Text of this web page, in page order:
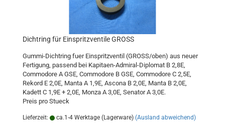
Dichtring für Einspritzventile GROSS
Gummi-Dichtring fuer Einspritzventil (GROSS/oben) aus neuer
Fertigung, passend bei Kapitaen-Admiral-Diplomat B 2,8E,
Commodore A GSE, Commodore B GSE, Commodore C 2,5E,
Rekord E 2,0E, Manta A 1,9E, Ascona B 2,0E, Manta B 2,0E,
Kadett C 1,9E + 2,0E, Monza A 3,0E, Senator A 3,0E.
Preis pro Stueck
Lieferzeit: ca.1-4 Werktage (Lagerware) (Ausland abweichend)